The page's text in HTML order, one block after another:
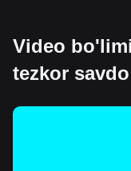
Video
tezkor savdo